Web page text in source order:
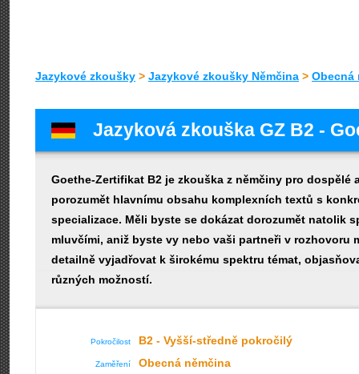
Jazykové zkoušky > Jazykové zkoušky Němčina > Obecná
Jazyková zkouška GZ B2 -
Goethe-Zertifikat B2 je zkouška z němčiny pro
porozumět hlavnímu obsahu komplexních textů s
specializace. Měli byste se dokázat dorozumět natolik
mluvčími, aniž byste vy nebo vaši partneři v rozhovoru
detailně vyjadřovat k širokému spektru témat,
různých možností.
Pokročilost B2 - Vyšší-středně pokročilý
Zaměření Obecná němčina